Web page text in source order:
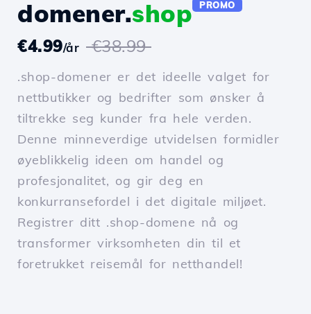
domener.shop PROMO
€4.99/år €38.99
.shop-domener er det ideelle valget for
nettbutikker og bedrifter som ønsker å
tiltrekke seg kunder fra hele verden.
Denne minneverdige utvidelsen formidler
øyeblikkelig ideen om handel og
profesjonalitet, og gir deg en
konkurransefordel i det digitale miljøet.
Registrer ditt .shop-domene nå og
transformer virksomheten din til et
foretrukket reisemål for netthandel!